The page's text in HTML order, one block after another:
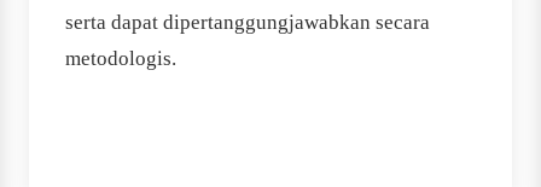
serta dapat dipertanggungjawabkan secara
metodologis.